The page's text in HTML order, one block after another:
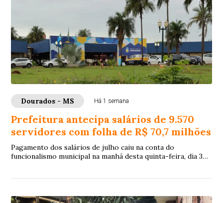
Dourados - MS Há 1 semana
Prefeitura antecipa salários de 9.570
servidores com folha de R$ 70,7 milhões
Pagamento dos salários de julho caiu na conta do
funcionalismo municipal na manhã desta quinta-feira, dia 30